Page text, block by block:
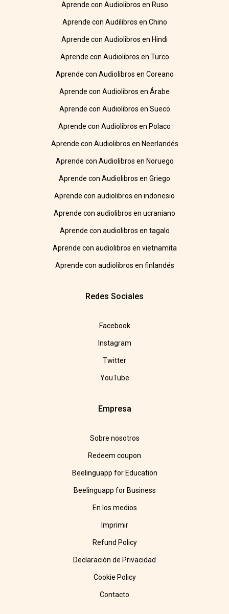
Aprende con Audiolibros en Ruso
Aprende con Audilibros en Chino
Aprende con Audiolibros en Hindi
Aprende con Audiolibros en Turco
Aprende con Audiolibros en Coreano
Aprende con Audiolibros en Árabe
Aprende con Audiolibros en Sueco
Aprende con Audiolibros en Polaco
Aprende con Audiolibros en Neerlandés
Aprende con Audiolibros en Noruego
Aprende con Audiolibros en Griego
Aprende con audiolibros en indonesio
Aprende con audiolibros en ucraniano
Aprende con audiolibros en tagalo
Aprende con audiolibros en vietnamita
Aprende con audiolibros en finlandés
Redes Sociales
Facebook
Instagram
Twitter
YouTube
Empresa
Sobre nosotros
Redeem coupon
Beelinguapp for Education
Beelinguapp for Business
En los medios
Imprimir
Refund Policy
Declaración de Privacidad
Cookie Policy
Contacto